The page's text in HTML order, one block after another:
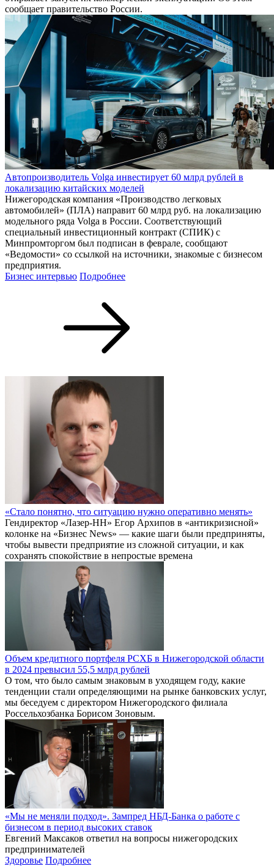
сообщает правительство России.
Автопроизводитель Volga инвестирует 60 млрд рублей в
локализацию китайских моделей
Нижегородская компания «Производство легковых
автомобилей» (ПЛА) направит 60 млрд руб. на локализацию
модельного ряда Volga в России. Соответствующий
специальный инвестиционный контракт (СПИК) с
Минпромторгом был подписан в феврале, сообщают
«Ведомости» со ссылкой на источники, знакомые с бизнесом
предприятия.
Бизнес интервью Подробнее
«Стало понятно, что ситуацию нужно оперативно менять»
Гендиректор «Лазер-НН» Егор Архипов в «антикризисной»
колонке на «Бизнес News» — какие шаги были предприняты,
чтобы вывести предприятие из сложной ситуации, и как
сохранять спокойствие в непростые времена
Объем кредитного портфеля РСХБ в Нижегородской области
в 2024 превысил 55,5 млрд рублей
О том, что было самым знаковым в уходящем году, какие
тенденции стали определяющими на рынке банковских услуг,
мы беседуем с директором Нижегородского филиала
Россельхозбанка Борисом Зоновым.
«Мы не меняли подход». Зампред НБД-Банка о работе с
бизнесом в период высоких ставок
Евгений Максаков ответил на вопросы нижегородских
предпринимателей
Здоровье Подробнее